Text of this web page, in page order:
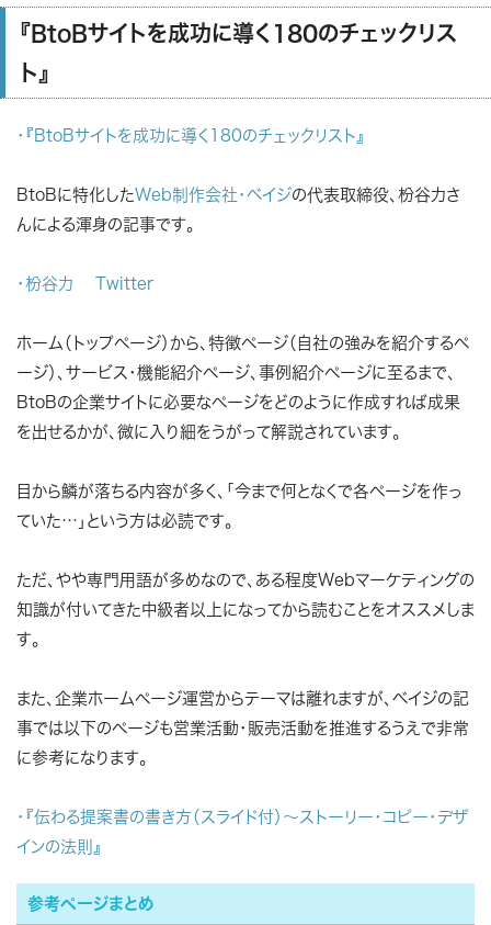
『BtoBサイトを成功に導く180のチェックリス
ト』
・『BtoBサイトを成功に導く180のチェックリスト』
BtoBに特化したWeb制作会社・ベイジの代表取締役、枌谷力さ
んによる渾身の記事です。
・枌谷力 Twitter
ホーム（トップページ）から、特徴ページ（自社の強みを紹介するペ
ージ）、サービス・機能紹介ページ、事例紹介ページに至るまで、
BtoBの企業サイトに必要なページをどのように作成すれば成果
を出せるかが、微に入り細をうがって解説されています。
目から鱗が落ちる内容が多く、「今まで何となくで各ページを作っ
ていた…」という方は必読です。
ただ、やや専門用語が多めなので、ある程度Webマーケティングの
知識が付いてきた中級者以上になってから読むことをオススメしま
す。
また、企業ホームページ運営からテーマは離れますが、ベイジの記
事では以下のページも営業活動・販売活動を推進するうえで非常
に参考になります。
・『伝わる提案書の書き方（スライド付）～ストーリー・コピー・デザ
インの法則』
参考ページまとめ